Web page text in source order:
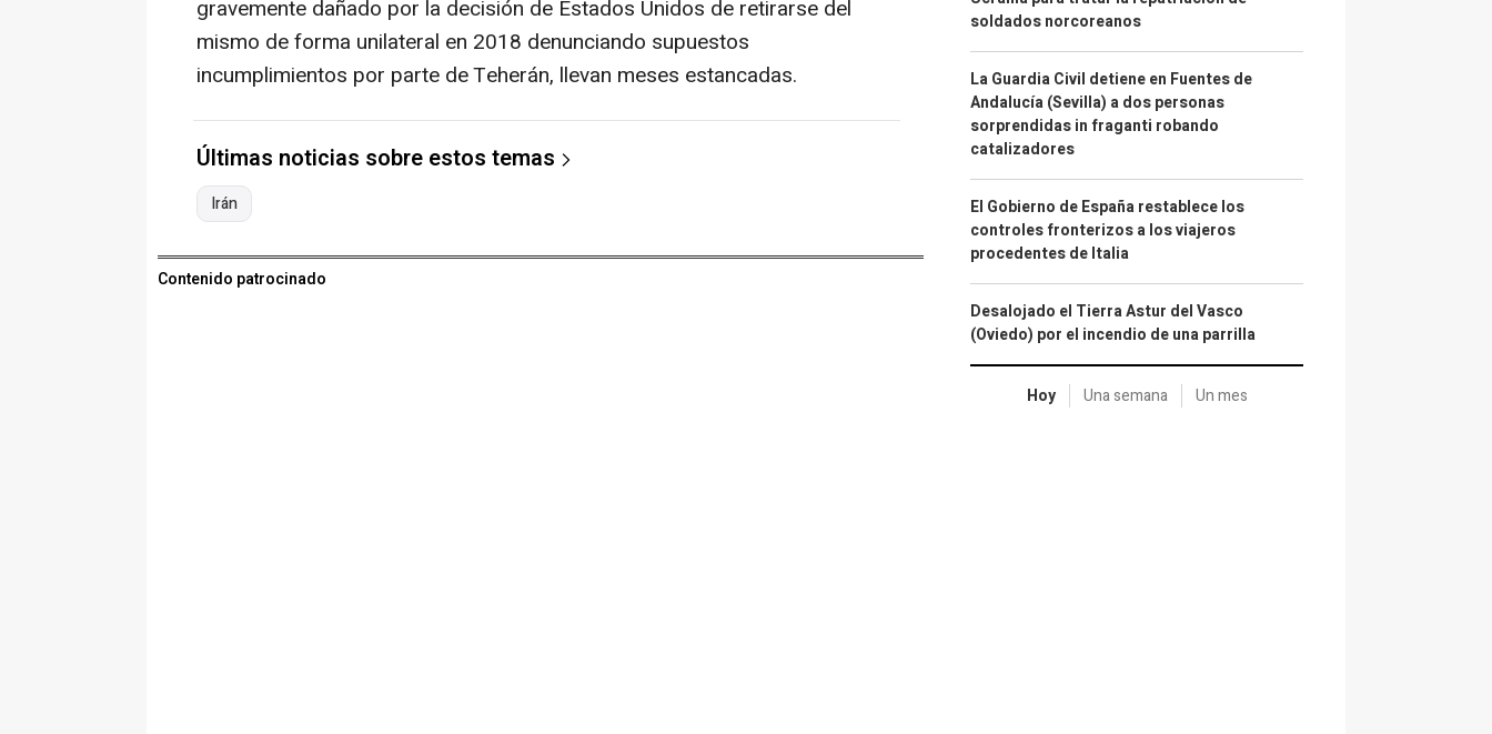
gravemente dañado por la decisión de Estados Unidos de retirarse del
mismo de forma unilateral en 2018 denunciando supuestos
incumplimientos por parte de Teherán, llevan meses estancadas.
Últimas noticias sobre estos temas
Irán
Contenido patrocinado
soldados norcoreanos
La Guardia Civil detiene en Fuentes de
Andalucía (Sevilla) a dos personas
sorprendidas in fraganti robando
catalizadores
El Gobierno de España restablece los
controles fronterizos a los viajeros
procedentes de Italia
Desalojado el Tierra Astur del Vasco
(Oviedo) por el incendio de una parrilla
Hoy Una semana Un mes